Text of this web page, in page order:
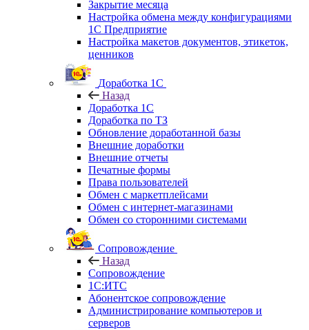
Закрытие месяца
Настройка обмена между конфигурациями
1С Предприятие
Настройка макетов документов, этикеток,
ценников
Доработка 1С
Назад
Доработка 1С
Доработка по ТЗ
Обновление доработанной базы
Внешние доработки
Внешние отчеты
Печатные формы
Права пользователей
Обмен с маркетплейсами
Обмен с интернет-магазинами
Обмен со сторонними системами
Сопровождение
Назад
Сопровождение
1C:ИТС
Абонентское сопровождение
Администрирование компьютеров и
серверов